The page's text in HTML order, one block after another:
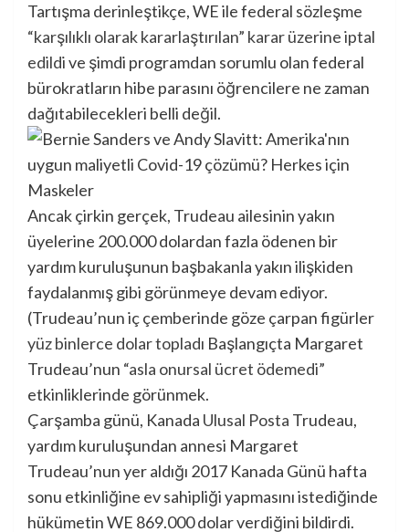
Tartışma derinleştikçe, WE ile federal sözleşme
“karşılıklı olarak kararlaştırılan” karar üzerine iptal
edildive şimdi programdan sorumlu olan federal
bürokratların hibe parasını öğrencilere ne zaman
dağıtabilecekleri belli değil.
Ancak çirkin gerçek, Trudeau ailesinin yakın
üyelerine 200.000 dolardan fazla ödenen bir
yardım kuruluşunun başbakanla yakın ilişkiden
faydalanmış gibi görünmeye devam ediyor.
(Trudeau’nun iç çemberinde göze çarpan figürler
yüz binlerce dolar topladı Başlangıçta Margaret
Trudeau’nun “asla onursal ücret ödemedi”
etkinliklerinde görünmek.
Çarşamba günü, Kanada Ulusal Posta Trudeau,
yardım kuruluşundan annesi Margaret
Trudeau’nun yer aldığı 2017 Kanada Günü hafta
sonu etkinliğine ev sahipliği yapmasını istediğinde
hükümetin WE 869.000 dolar verdiğini bildirdi.